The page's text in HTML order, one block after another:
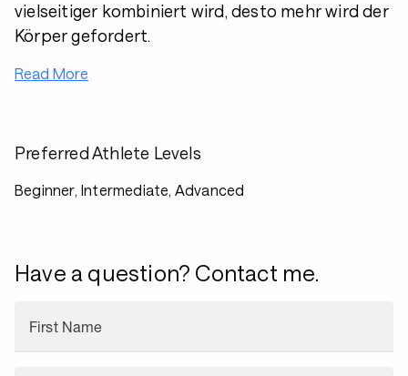
vielseitiger kombiniert wird, desto mehr wird der
Körper gefordert.
Read More
Preferred Athlete Levels
Beginner, Intermediate, Advanced
Have a question? Contact me.
First Name